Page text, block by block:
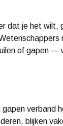
dat je het wilt,
of gapen —
verband
blijken